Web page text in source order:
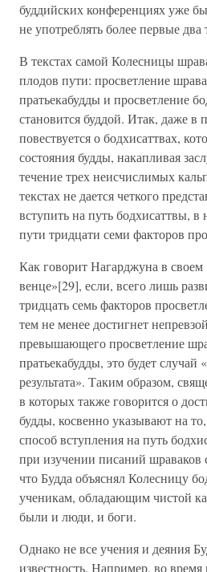
буддийских конференциях уже
не употреблять более первые два
В текстах самой Колесницы
плодов пути: просветление
пратьекабудды и просветление
становится буддой. Итак, даже в
повествуется о бодхисаттвах,
состояния будды, накапливая
течение трех неисчислимых
текстах не дается четкого
вступить на путь бодхисаттвы,
пути тридцати семи факторов
Как говорит Нагарджуна в
венце»[29], если, всего лишь
тридцать семь факторов
тем не менее достигнет
превышающего просветление
пратьекабудды, это будет случай
результата». Таким образом,
в которых также говорится о
будды, косвенно указывают на
способ вступления на путь
при изучении писаний шраваков
что Будда объяснял Колесницу
ученикам, обладающим чистой
были и люди, и боги.
Однако не все учения и деяния
известность. Например, во время